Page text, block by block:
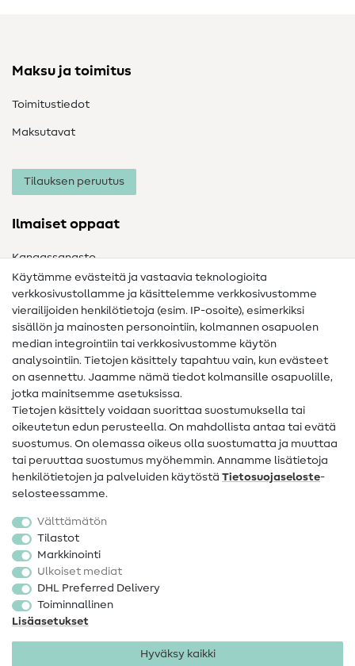
Maksu ja toimitus
Toimitustiedot
Maksutavat
Tilauksen peruutus
Ilmaiset oppaat
Kangassanasto
Ompelusanasto
Ompeluohjeet
Apua ja yhteystiedot
Yhteystiedot
Tietoa omistajanvaihdoksesta
Peruutusoikeus
Suosittu
Kankaat
Ompelutarvikkeet
Ale
Käytämme evästeitä ja vastaavia teknologioita
verkkosivustollamme ja käsittelemme verkkosivustomme
vierailijoiden henkilötietoja (esim. IP-osoite), esimerkiksi
sisällön ja mainosten personointiin, kolmannen osapuolen
median integrointiin tai verkkosivustomme käytön
analysointiin. Tietojen käsittely tapahtuu vain, kun evästeet
on asennettu. Jaamme nämä tiedot kolmansille osapuolille,
jotka mainitsemme asetuksissa.
Tietojen käsittely voidaan suorittaa suostumuksella tai
oikeutetun edun perusteella. On mahdollista antaa tai evätä
suostumus. On olemassa oikeus olla suostumatta ja muuttaa
tai peruuttaa suostumus myöhemmin. Annamme lisätietoja
henkilötietojen ja palveluiden käytöstä Tietosuojaseloste-
selosteessamme.
Välttämätön
Tilastot
Markkinointi
Ulkoiset mediat
DHL Preferred Delivery
Toiminnallinen
Lisäasetukset
Hyväksy kaikki